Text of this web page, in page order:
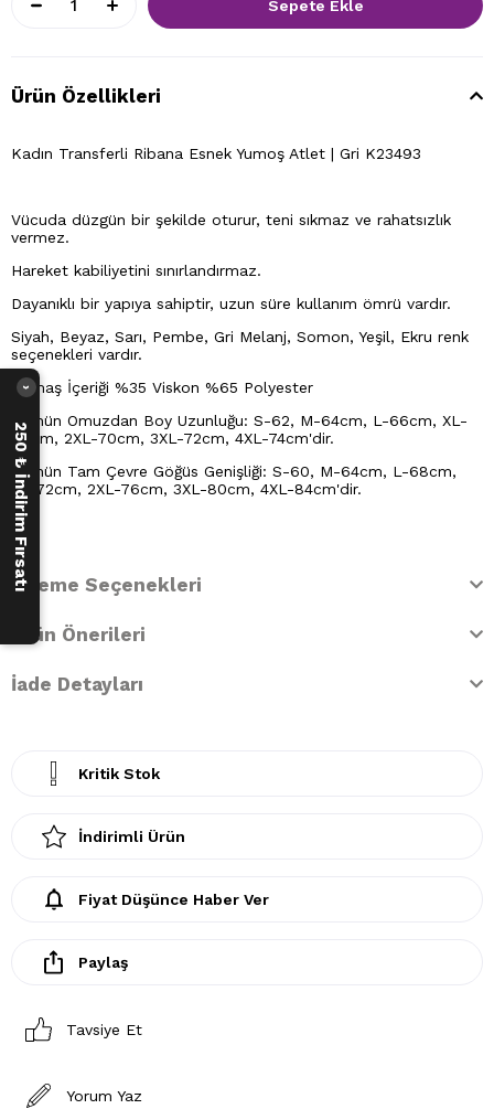
Ürün Özellikleri
Kadın Transferli Ribana Esnek Yumoş Atlet | Gri K23493
Vücuda düzgün bir şekilde oturur, teni sıkmaz ve rahatsızlık
vermez.
Hareket kabiliyetini sınırlandırmaz.
Dayanıklı bir yapıya sahiptir, uzun süre kullanım ömrü vardır.
Siyah, Beyaz, Sarı, Pembe, Gri Melanj, Somon, Yeşil, Ekru renk
seçenekleri vardır.
Kumaş İçeriği %35 Viskon %65 Polyester
Ürünün Omuzdan Boy Uzunluğu: S-62, M-64cm, L-66cm, XL-
68cm, 2XL-70cm, 3XL-72cm, 4XL-74cm'dir.
Ürünün Tam Çevre Göğüs Genişliği: S-60, M-64cm, L-68cm,
XL-72cm, 2XL-76cm, 3XL-80cm, 4XL-84cm'dir.
Ödeme Seçenekleri
Ürün Önerileri
İade Detayları
Kritik Stok
İndirimli Ürün
Fiyat Düşünce Haber Ver
Paylaş
Tavsiye Et
Yorum Yaz
250 ₺ İndirim Fırsatı
›